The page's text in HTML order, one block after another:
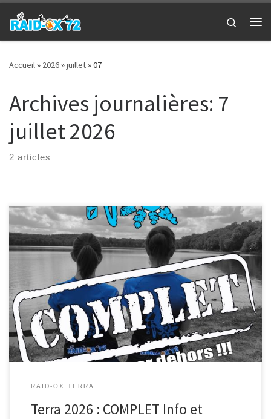
Passer au contenu
Search
Accueil» 2026»juillet»07
Archives journalières: 7
juillet 2026
2 articles
Date : Samedi 29 aout 2026 Lieu d’accueil : Sillé Plage (Ici)
Inscriptions Terra 2026 04 aout Parcours 40 Km […]
RAID-OX TERRA
Terra 2026 : COMPLET Info et